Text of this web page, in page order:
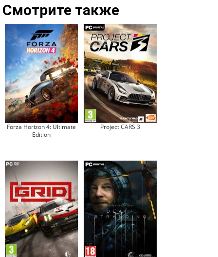
Смотрите также
Forza Horizon 4: Ultimate
Edition
Project CARS 3